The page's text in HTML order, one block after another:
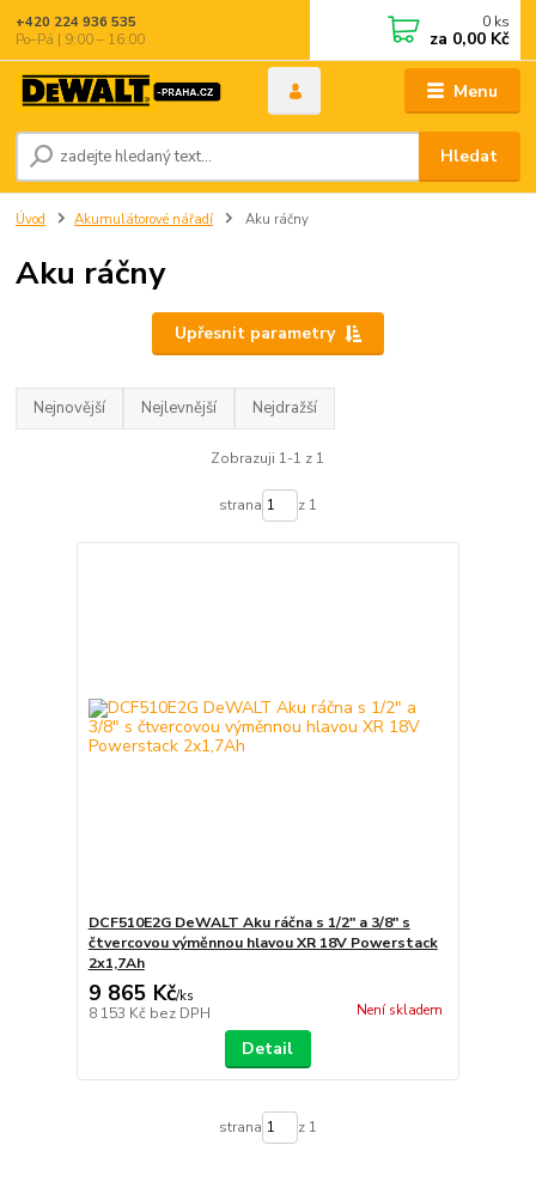
Menu
Hledat
+420 224 936 535
Po–Pá | 9:00 – 16:00
0 ks
za 0,00 Kč
Úvod Akumulátorové nářadí Aku ráčny
Aku ráčny
Upřesnit parametry
Nejnovější Nejlevnější Nejdražší
Zobrazuji 1-1 z 1
strana z 1
DCF510E2G DeWALT Aku ráčna s 1/2" a 3/8" s
čtvercovou výměnnou hlavou XR 18V Powerstack
2x1,7Ah
9 865 Kč/ks
8 153 Kč bez DPH Není skladem
Detail
strana z 1